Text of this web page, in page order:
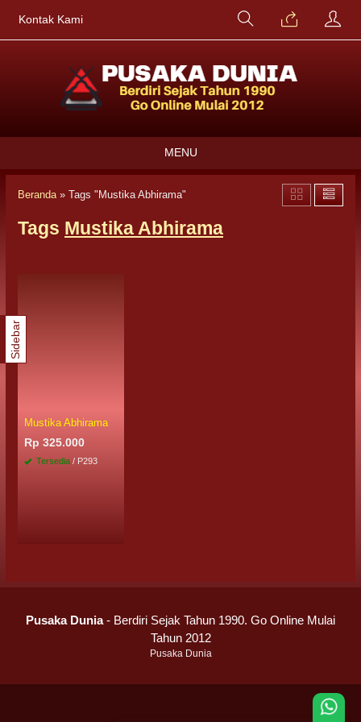
Kontak Kami
MENU
Beranda» Tags "Mustika Abhirama"
Tags Mustika Abhirama
Mustika Abhirama
Rp 325.000
Tersedia / P293
Sidebar
Pusaka Dunia- Berdiri Sejak Tahun 1990. Go Online Mulai
Tahun 2012
Pusaka Dunia